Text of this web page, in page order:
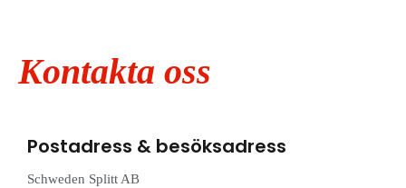
Kontakta oss
Postadress & besöksadress
Schweden Splitt AB